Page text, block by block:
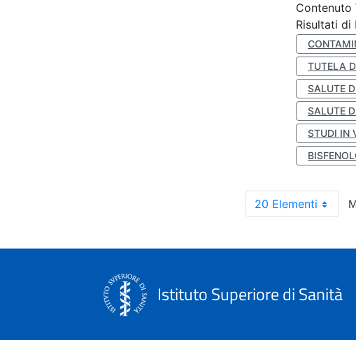
Contenuto
Risultati di
TUTELA
SALUTE
SALUTE
STUDI IN
20 Elementi
Istituto Superiore di Sanità